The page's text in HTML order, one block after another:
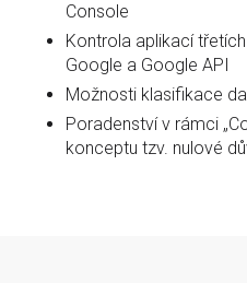
Console
Kontrola aplikací
Google a Google API
Možnosti klasifikace
Poradenství v rámci
konceptu tzv. nulové